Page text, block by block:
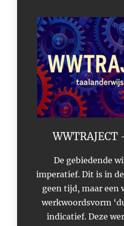
WWTRAJECT
De gebiedende
imperatief. Dit is in
geen tijd, maar een
werkwoordsvorm
indicatief. Deze